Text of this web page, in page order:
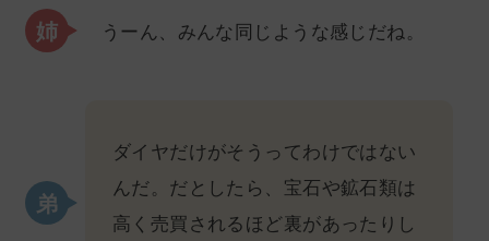
うーん、みんな同じような感じだね。
ダイヤだけがそうってわけではない
んだ。だとしたら、宝石や鉱石類は
高く売買されるほど裏があったりし